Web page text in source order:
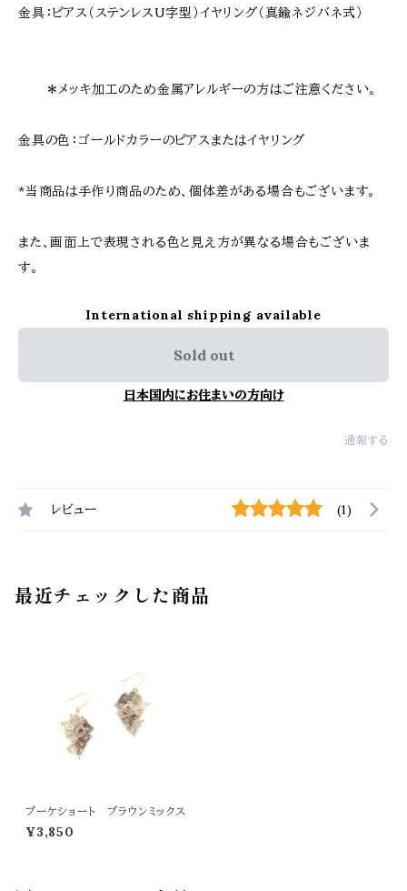
金具：ピアス（ステンレスU字型）イヤリング（真鍮ネジバネ式）
＊メッキ加工のため金属アレルギーの方はご注意ください。
金具の色：ゴールドカラーのピアスまたはイヤリング
*当商品は手作り商品のため、個体差がある場合もございます。
また、画面上で表現される色と見え方が異なる場合もございま
す。
International shipping available
Sold out
日本国内にお住まいの方向け
通報する
レビュー (1)
最近チェックした商品
ブーケショート ブラウンミックス
¥3,850